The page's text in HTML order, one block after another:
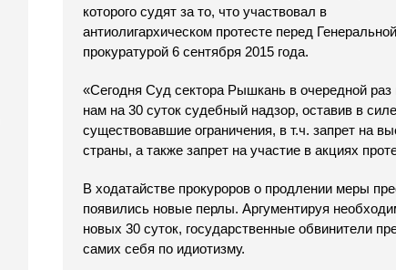
которого судят за то, что участвовал в
антиолигархическом протесте перед Генеральной
прокуратурой 6 сентября 2015 года.
«Сегодня Суд сектора Рышкань в очередной раз
нам на 30 суток судебный надзор, оставив в
существовавшие ограничения, в т.ч. запрет на
страны, а также запрет на участие в акциях
В ходатайстве прокуроров о продлении меры
появились новые перлы. Аргументируя
новых 30 суток, государственные обвинители
самих себя по идиотизму.